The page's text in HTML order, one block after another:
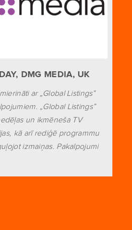
DMG MEDIA, UK
ar „Global Listings”
„Global Listings”
un ikmēneša TV
kā arī rediģē programmu
izmaiņas. Pakalpojumi